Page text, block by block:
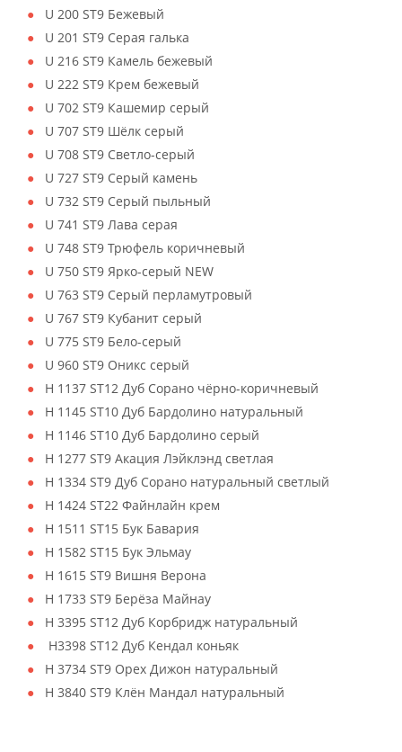
U 200 ST9 Бежевый
U 201 ST9 Серая галька
U 216 ST9 Камель бежевый
U 222 ST9 Крем бежевый
U 702 ST9 Кашемир серый
U 707 ST9 Шёлк серый
U 708 ST9 Светло-серый
U 727 ST9 Серый камень
U 732 ST9 Серый пыльный
U 741 ST9 Лава серая
U 748 ST9 Трюфель коричневый
U 750 ST9 Ярко-серый NEW
U 763 ST9 Серый перламутровый
U 767 ST9 Кубанит серый
U 775 ST9 Бело-серый
U 960 ST9 Оникс серый
H 1137 ST12 Дуб Сорано чёрно-коричневый
H 1145 ST10 Дуб Бардолино натуральный
H 1146 ST10 Дуб Бардолино серый
H 1277 ST9 Акация Лэйклэнд светлая
H 1334 ST9 Дуб Сорано натуральный светлый
H 1424 ST22 Файнлайн крем
H 1511 ST15 Бук Бавария
H 1582 ST15 Бук Эльмау
H 1615 ST9 Вишня Верона
H 1733 ST9 Берёза Майнау
H 3395 ST12 Дуб Корбридж натуральный
H3398 ST12 Дуб Кендал коньяк
H 3734 ST9 Орех Дижон натуральный
H 3840 ST9 Клён Мандал натуральный